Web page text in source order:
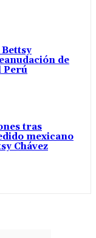
de
Perú
tras
mexicano
Chávez